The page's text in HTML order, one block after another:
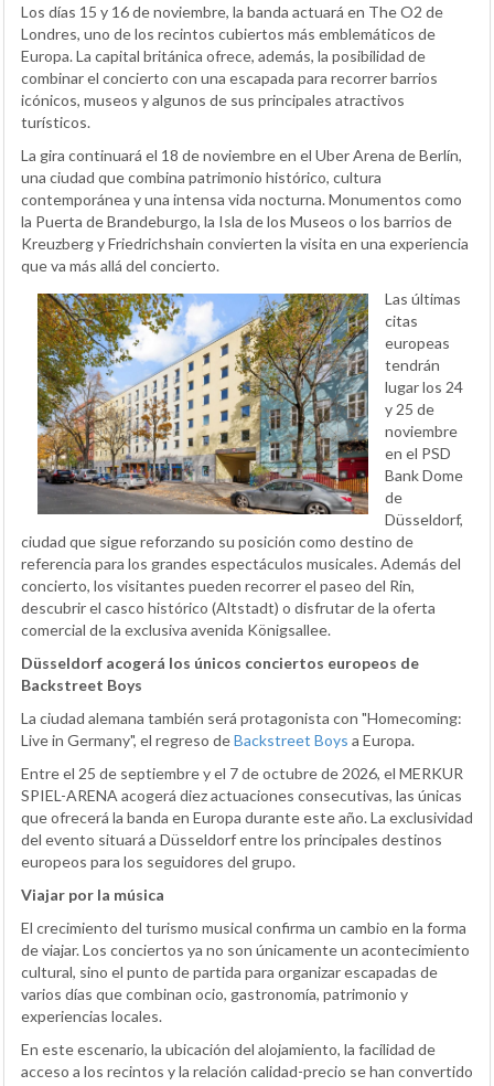
Los días 15 y 16 de noviembre, la banda actuará en The O2 de
Londres, uno de los recintos cubiertos más emblemáticos de
Europa. La capital británica ofrece, además, la posibilidad de
combinar el concierto con una escapada para recorrer barrios
icónicos, museos y algunos de sus principales atractivos
turísticos.
La gira continuará el 18 de noviembre en el Uber Arena de Berlín,
una ciudad que combina patrimonio histórico, cultura
contemporánea y una intensa vida nocturna. Monumentos como
la Puerta de Brandeburgo, la Isla de los Museos o los barrios de
Kreuzberg y Friedrichshain convierten la visita en una experiencia
que va más allá del concierto.
Las últimas
citas
europeas
tendrán
lugar los 24
y 25 de
noviembre
en el PSD
Bank Dome
de
Düsseldorf,
ciudad que sigue reforzando su posición como destino de
referencia para los grandes espectáculos musicales. Además del
concierto, los visitantes pueden recorrer el paseo del Rin,
descubrir el casco histórico (Altstadt) o disfrutar de la oferta
comercial de la exclusiva avenida Königsallee.
Düsseldorf acogerá los únicos conciertos europeos de
Backstreet Boys
La ciudad alemana también será protagonista con "Homecoming:
Live in Germany", el regreso deBackstreet Boys a Europa.
Entre el 25 de septiembre y el 7 de octubre de 2026, el MERKUR
SPIEL-ARENA acogerá diez actuaciones consecutivas, las únicas
que ofrecerá la banda en Europa durante este año. La exclusividad
del evento situará a Düsseldorf entre los principales destinos
europeos para los seguidores del grupo.
Viajar por la música
El crecimiento del turismo musical confirma un cambio en la forma
de viajar. Los conciertos ya no son únicamente un acontecimiento
cultural, sino el punto de partida para organizar escapadas de
varios días que combinan ocio, gastronomía, patrimonio y
experiencias locales.
En este escenario, la ubicación del alojamiento, la facilidad de
acceso a los recintos y la relación calidad-precio se han convertido